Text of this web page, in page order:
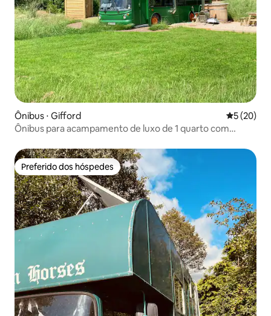
Ônibus ⋅ Gifford 5 de uma
5 (20)
Ônibus para acampamento de luxo de 1 quarto com
Preferido dos hóspedes
Preferido dos hóspedes